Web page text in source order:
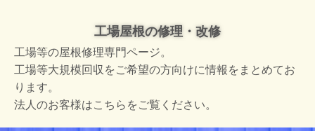
工場屋根の修理・改修
工場等の屋根修理専門ページ。
工場等大規模回収をご希望の方向けに情報をまとめてお
ります。
法人のお客様はこちらをご覧ください。